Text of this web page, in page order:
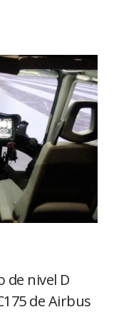
de nivel D
de Airbus